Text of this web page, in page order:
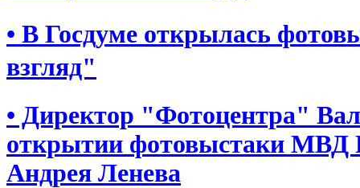
• В Госдуме открылась
взгляд"
• Директор "Фотоцентра"
открытии фотовыстаки МВД
Андрея Ленева